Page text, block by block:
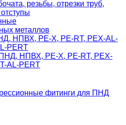
резьбы, отрезки труб,
металлов
НПВХ, PE-X, PE-RT, PEX-AL-
PERT
НПВХ, PE-X, PE-RT, PEX-
AL-PERT
фитинги для ПНД